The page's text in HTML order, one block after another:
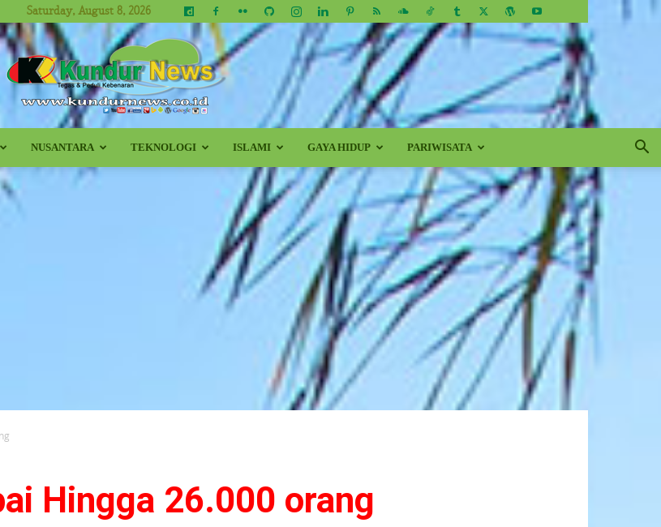
Saturday, August 8, 2026
Kundur
NUSANTARA TEKNOLOGI ISLAMI GAYA HIDUP PARIWISATA
Hingga 26.000 orang